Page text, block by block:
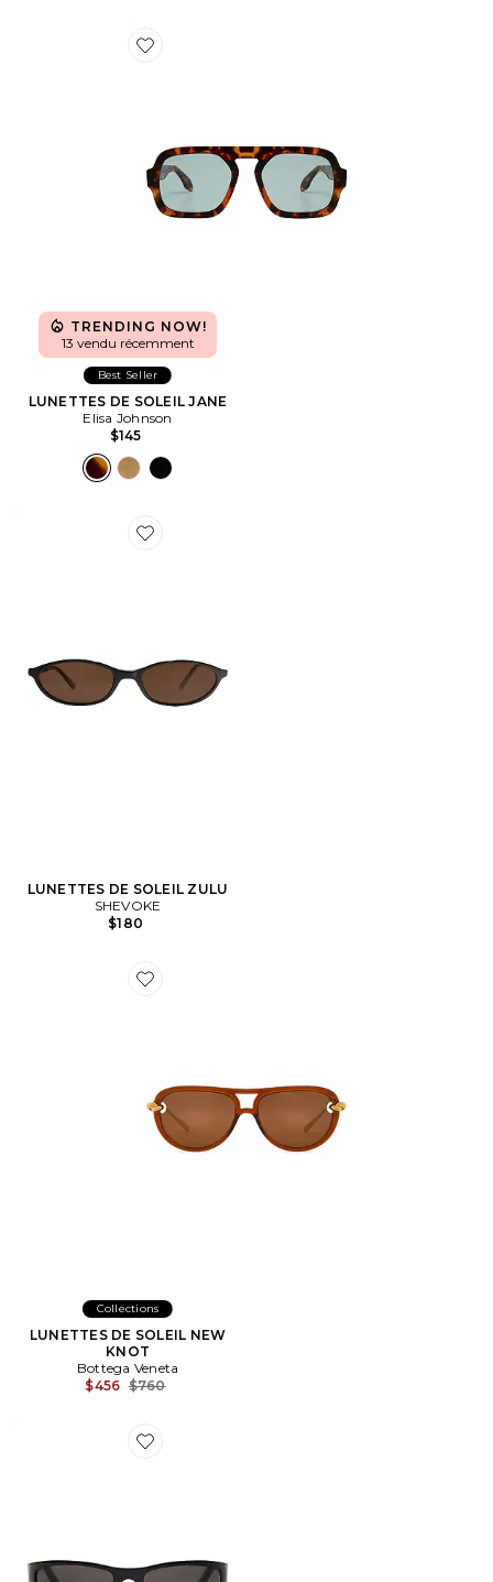
Favorite LUNETTES DE SOLEIL JANE
TRENDING NOW!
13 vendu récemment
Best Seller
LUNETTES DE SOLEIL JANE
Elisa Johnson
$145
Favorite LUNETTES DE SOLEIL ZULU
LUNETTES DE SOLEIL ZULU
SHEVOKE
$180
Favorite LUNETTES DE SOLEIL NEW KNOT
Collections
LUNETTES DE SOLEIL NEW
KNOT
Bottega Veneta
$456 Previous price:
$760
Favorite LUNETTES DE SOLEIL STRADA